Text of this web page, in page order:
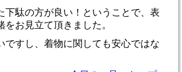
下駄の方が良い！ということで、表
お見立て頂きました。
ですし、着物に関しても安心ではな